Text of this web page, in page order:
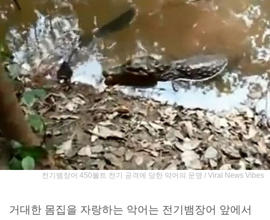
전기뱀장어 450볼트 전기 공격에 당한 악어의 운명 / Viral News Vibes
거대한 몸집을 자랑하는 악어는 전기뱀장어 앞에서